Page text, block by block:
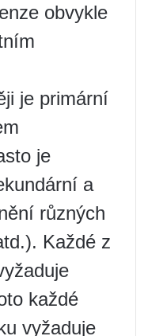
obvykle
je primární
je
a
různých
Každé z
každé
vyžaduje